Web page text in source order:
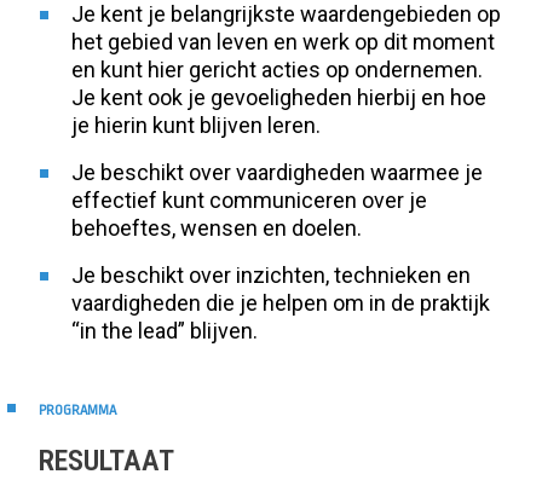
Je kent je belangrijkste waardengebieden op
het gebied van leven en werk op dit moment
en kunt hier gericht acties op ondernemen.
Je kent ook je gevoeligheden hierbij en hoe
je hierin kunt blijven leren.
Je beschikt over vaardigheden waarmee je
effectief kunt communiceren over je
behoeftes, wensen en doelen.
Je beschikt over inzichten, technieken en
vaardigheden die je helpen om in de praktijk
“in the lead” blijven.
PROGRAMMA
RESULTAAT